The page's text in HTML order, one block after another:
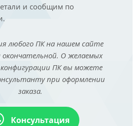
и сообщим по
любого ПК на нашем сайте
окончательной. О желаемых
конфигурации ПК вы можете
при оформлении
заказа.
Консультация